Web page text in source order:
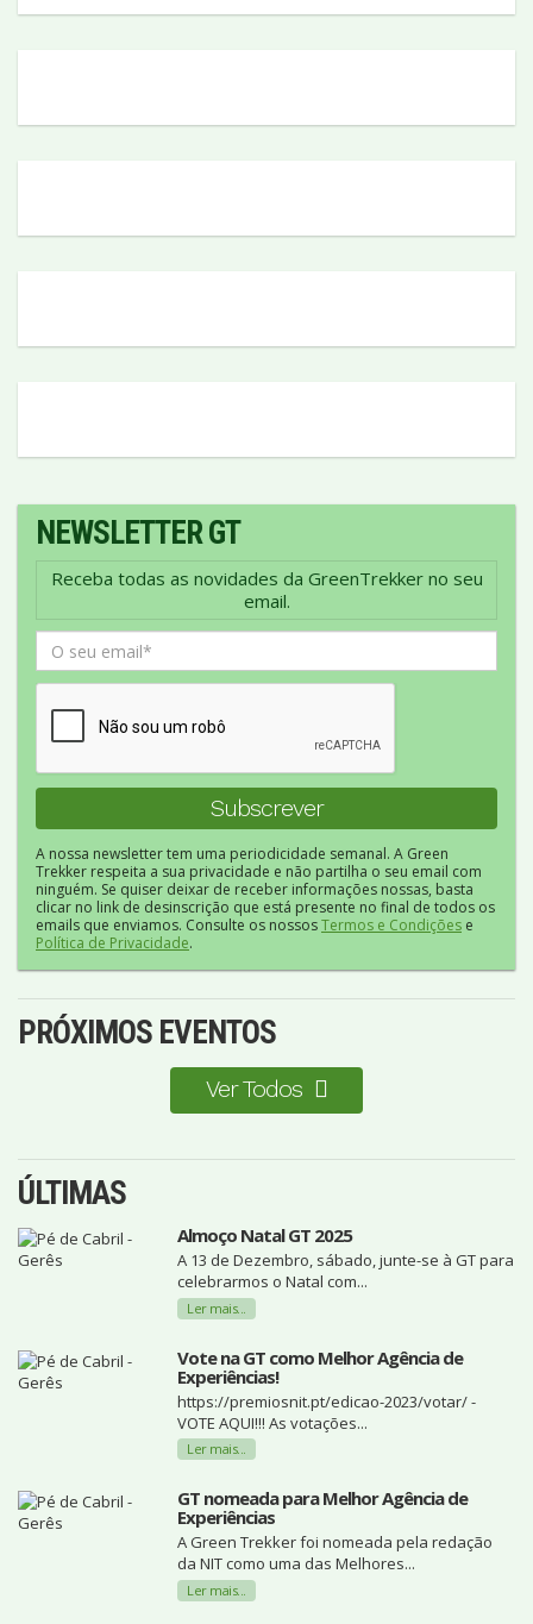
NEWSLETTER GT
Receba todas as novidades da GreenTrekker no seu
email.
A nossa newsletter tem uma periodicidade semanal. A Green
Trekker respeita a sua privacidade e não partilha o seu email com
ninguém. Se quiser deixar de receber informações nossas, basta
clicar no link de desinscrição que está presente no final de todos os
emails que enviamos. Consulte os nossosTermos e Condições e
Política de Privacidade.
PRÓXIMOS EVENTOS
Ver Todos
ÚLTIMAS
Almoço Natal GT 2025
A 13 de Dezembro, sábado, junte-se à GT para
celebrarmos o Natal com...
Ler mais...
Vote na GT como Melhor Agência de
Experiências!
https://premiosnit.pt/edicao-2023/votar/ -
VOTE AQUI!!! As votações...
Ler mais...
GT nomeada para Melhor Agência de
Experiências
A Green Trekker foi nomeada pela redação
da NIT como uma das Melhores...
Ler mais...